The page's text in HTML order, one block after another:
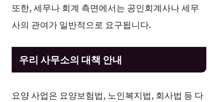
또한, 세무나 회계 측면에서는 공인회계사나 세무
사의 관여가 일반적으로 요구됩니다.
우리 사무소의 대책 안내
요양 사업은 요양보험법, 노인복지법, 회사법 등 다